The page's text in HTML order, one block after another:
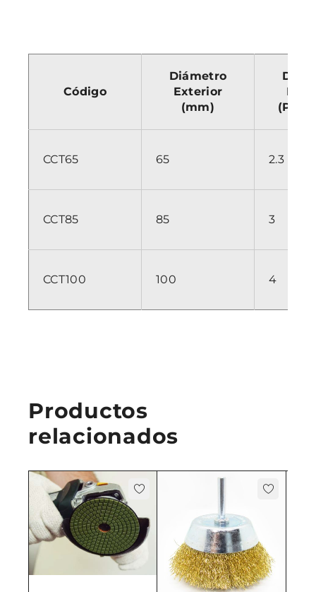
Código
Diámetro
Exterior
(mm)
CCT65 65 2.3
CCT85 85 3
CCT100 100 4
Productos
relacionados